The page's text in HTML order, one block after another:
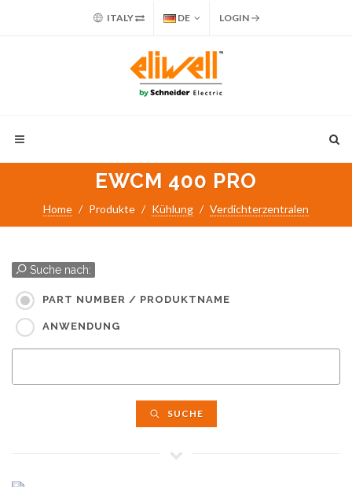
ITALY DE LOGIN
EWCM 400 PRO
Home Produkte Kühlung Verdichterzentralen
Suche nach:
PART NUMBER / PRODUKTNAME
ANWENDUNG
SUCHE